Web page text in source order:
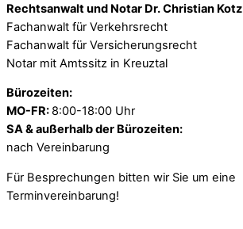
Rechtsanwalt und Notar Dr. Christian Kotz
Fachanwalt für Verkehrsrecht
Fachanwalt für Versicherungsrecht
Notar mit Amtssitz in Kreuztal
Bürozeiten:
MO-FR: 8:00-18:00 Uhr
SA & außerhalb der Bürozeiten:
nach Vereinbarung
Für Besprechungen bitten wir Sie um eine
Terminvereinbarung!